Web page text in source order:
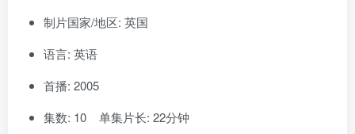
制片国家/地区: 英国
语言: 英语
首播: 2005
集数: 10 单集片长: 22分钟